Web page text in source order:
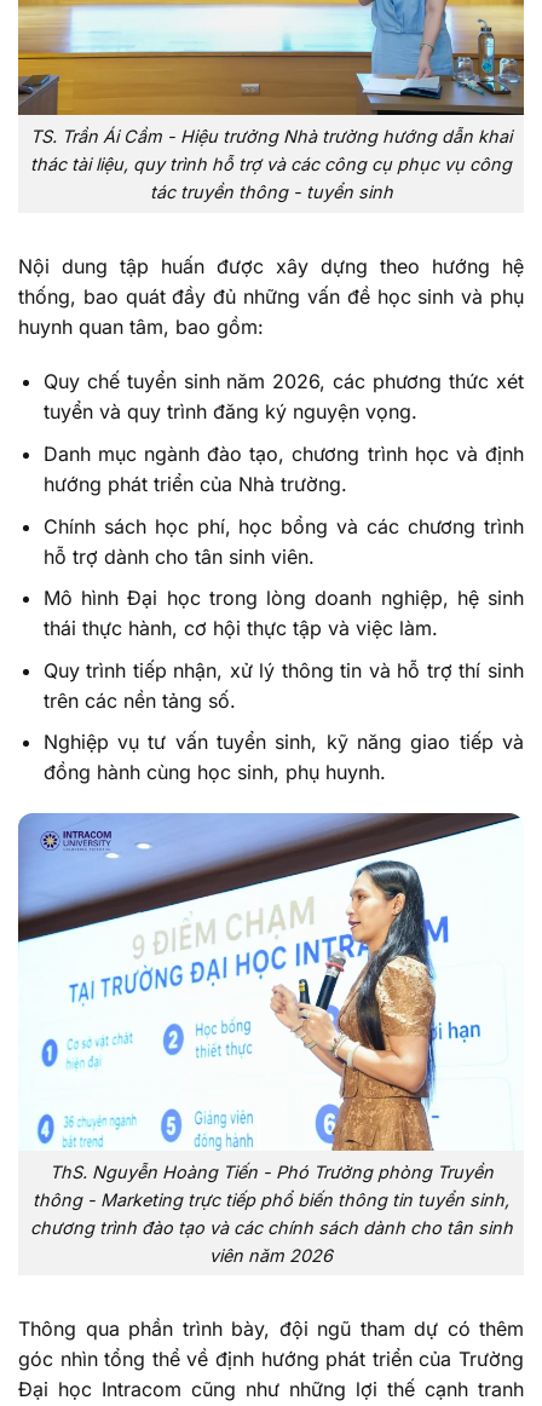
TS. Trần Ái Cầm - Hiệu trưởng Nhà trường hướng dẫn khai
thác tài liệu, quy trình hỗ trợ và các công cụ phục vụ công
tác truyền thông - tuyển sinh
Nội dung tập huấn được xây dựng theo hướng hệ
thống, bao quát đầy đủ những vấn đề học sinh và phụ
huynh quan tâm, bao gồm:
Quy chế tuyển sinh năm 2026, các phương thức xét
tuyển và quy trình đăng ký nguyện vọng.
Danh mục ngành đào tạo, chương trình học và định
hướng phát triển của Nhà trường.
Chính sách học phí, học bổng và các chương trình
hỗ trợ dành cho tân sinh viên.
Mô hình Đại học trong lòng doanh nghiệp, hệ sinh
thái thực hành, cơ hội thực tập và việc làm.
Quy trình tiếp nhận, xử lý thông tin và hỗ trợ thí sinh
trên các nền tảng số.
Nghiệp vụ tư vấn tuyển sinh, kỹ năng giao tiếp và
đồng hành cùng học sinh, phụ huynh.
ThS. Nguyễn Hoàng Tiến - Phó Trưởng phòng Truyền
thông - Marketing trực tiếp phổ biến thông tin tuyển sinh,
chương trình đào tạo và các chính sách dành cho tân sinh
viên năm 2026
Thông qua phần trình bày, đội ngũ tham dự có thêm
góc nhìn tổng thể về định hướng phát triển của Trường
Đại học Intracom cũng như những lợi thế cạnh tranh